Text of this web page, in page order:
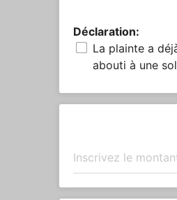
Déclaration:
La plainte a
abouti à une